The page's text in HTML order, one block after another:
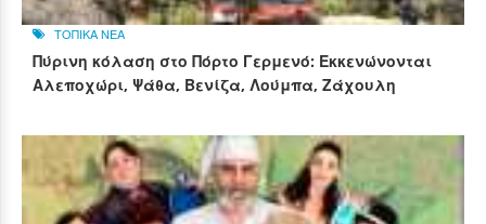
ΤΟΠΙΚΑ ΝΕΑ
Πύρινη κόλαση στο Πόρτο Γερμενό: Εκκενώνονται
Αλεποχώρι, Ψάθα, Βενίζα, Λούμπα, Ζάχουλη